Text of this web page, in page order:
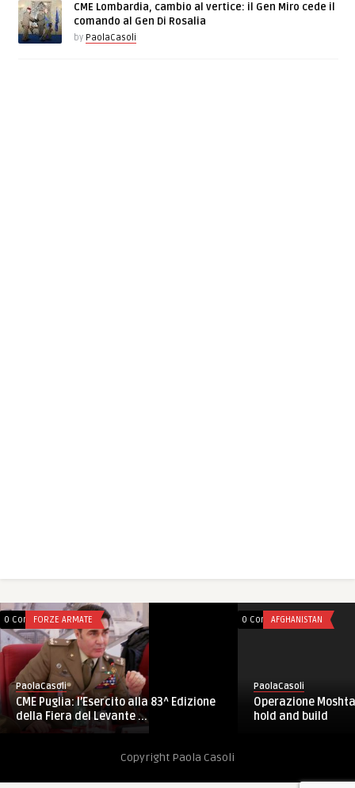
CME Lombardia, cambio al vertice: il Gen Miro cede il
comando al Gen Di Rosalia
by PaolaCasoli
0 CommentsFORZE ARMATE
PaolaCasoli
CME Puglia: l’Esercito alla 83^ Edizione
della Fiera del Levante ...
0 CommentsAFGHANISTAN
PaolaCasoli
Operazione
hold and build
Copyright Paola Casoli